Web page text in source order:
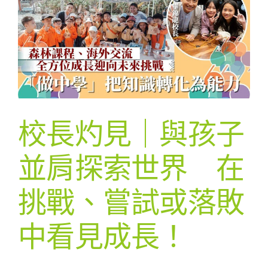
校長灼見｜與孩子
並肩探索世界 在
挑戰、嘗試或落敗
中看見成長！